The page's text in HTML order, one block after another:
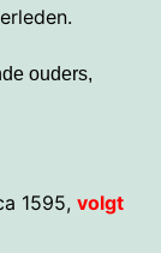
ouders,
1595, volgt